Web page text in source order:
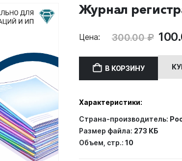
Журнал
Цена: 300.00₽
В КОРЗИНУ
Характеристики:
Страна-производитель:
Размер файла: 273 КБ
Объем, стр.: 10